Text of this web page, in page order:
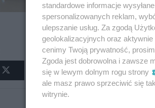
standardowe informacje
spersonalizowanych reklam,
ulepszanie usług. Za zgodą
geolokalizacyjnych oraz
cenimy Twoją prywatność,
Zgoda jest dobrowolna i zawsze
się w lewym dolnym rogu strony
ale masz prawo sprzeciwić się
witrynie.